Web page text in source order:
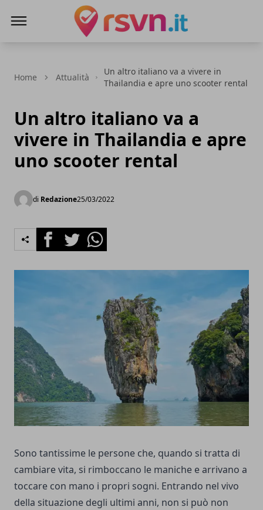
Home Attualità
Un altro italiano va a vivere in
Thailandia e apre uno scooter rental
Un altro italiano va a
vivere in Thailandia e apre
uno scooter rental
di Redazione25/03/2022
FacebookTwitterWhatsapp
Sono tantissime le persone che, quando si tratta di
cambiare vita, si rimboccano le maniche e arrivano a
toccare con mano i propri sogni. Entrando nel vivo
della situazione degli ultimi anni, non si può non